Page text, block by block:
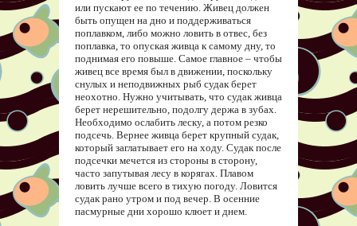
или пускают ее по течению. Живец должен
быть опущен на дно и поддерживаться
поплавком, либо можно ловить в отвес, без
поплавка, то опуская живца к самому дну, то
поднимая его повыше. Самое главное – чтобы
живец все время был в движении, поскольку
снулых и неподвижных рыб судак берет
неохотно. Нужно учитывать, что судак живца
берет нерешительно, подолгу держа в зубах.
Необходимо ослабить леску, а потом резко
подсечь. Вернее живца берет крупный судак,
который заглатывает его на ходу. Судак после
подсечки мечется из стороны в сторону,
часто запутывая лесу в корягах. Плавом
ловить лучше всего в тихую погоду. Ловится
судак рано утром и под вечер. В осенние
пасмурные дни хорошо клюет и днем.